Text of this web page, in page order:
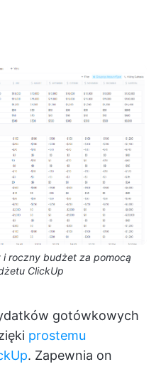
i roczny budżet za pomocą
ClickUp
gotówkowych
prostemu
. Zapewnia on